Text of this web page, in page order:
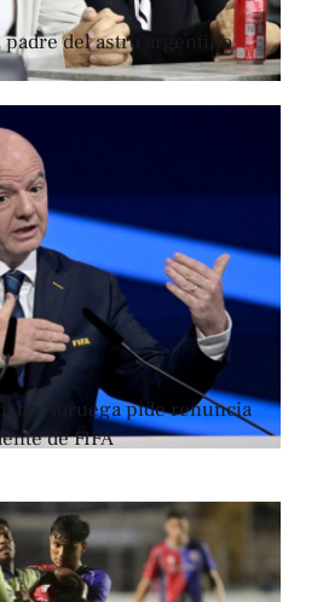
padre del astro argentino
de Noruega pide renuncia
de FIFA